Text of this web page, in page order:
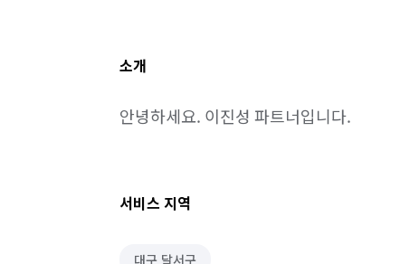
소개
안녕하세요. 이진성 파트너입니다.
서비스 지역
대구 달서구